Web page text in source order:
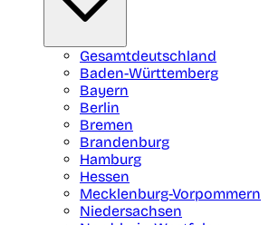
Gesamtdeutschland
Baden-Württemberg
Bayern
Berlin
Bremen
Brandenburg
Hamburg
Hessen
Mecklenburg-Vorpommern
Niedersachsen